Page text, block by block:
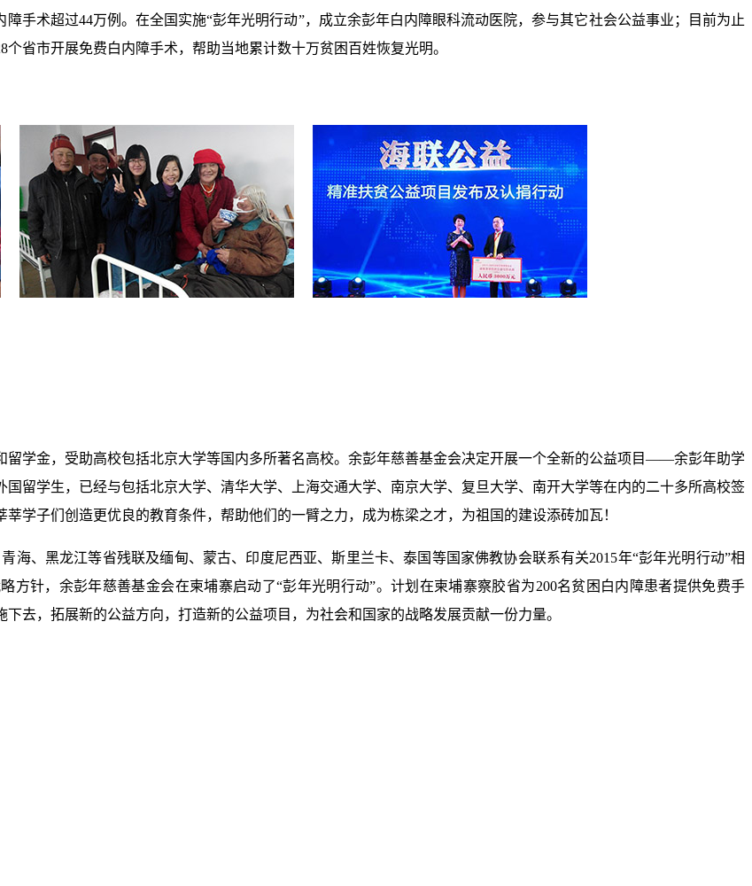
手术超过44万例。在全国实施“彭年光明行动”，成立余彭年白内障眼科流动医院，参与其它社会公益事业；目前为止
省市开展免费白内障手术，帮助当地累计数十万贫困百姓恢复光明。
留学金，受助高校包括北京大学等国内多所著名高校。余彭年慈善基金会决定开展一个全新的公益项目——余彭年助学
留学生，已经与包括北京大学、清华大学、上海交通大学、南京大学、复旦大学、南开大学等在内的二十多所高校签
学子们创造更优良的教育条件，帮助他们的一臂之力，成为栋梁之才，为祖国的建设添砖加瓦！
海、黑龙江等省残联及缅甸、蒙古、印度尼西亚、斯里兰卡、泰国等国家佛教协会联系有关2015年“彭年光明行动”相
方针，余彭年慈善基金会在柬埔寨启动了“彭年光明行动”。计划在柬埔寨察胶省为200名贫困白内障患者提供免费手
去，拓展新的公益方向，打造新的公益项目，为社会和国家的战略发展贡献一份力量。